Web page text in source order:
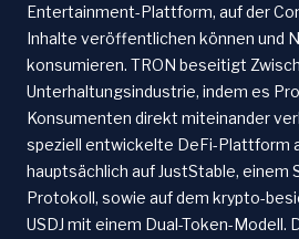
Entertainment-Plattform, auf der
Inhalte veröffentlichen können und
konsumieren. TRON beseitigt
Unterhaltungsindustrie, indem es
Konsumenten direkt miteinander
speziell entwickelte DeFi-Plattform
hauptsächlich auf JustStable, einem
Protokoll, sowie auf dem krypto-
USDJ mit einem Dual-Token-Modell.